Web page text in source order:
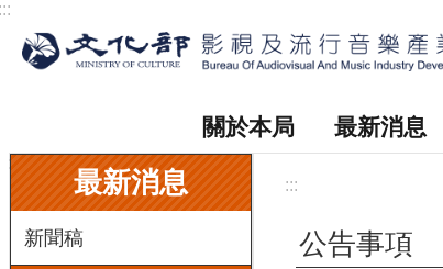
關於本局 最新消息
:::
最新消息
新聞稿
:::
公告事項